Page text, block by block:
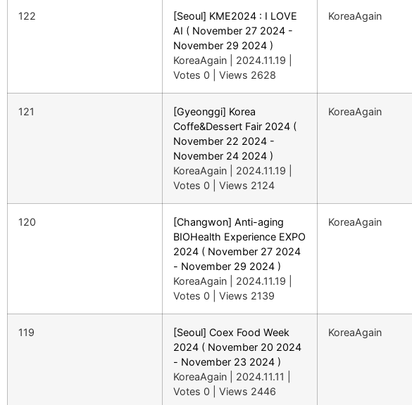
122
[Seoul] KME2024 : I LOVE
AI ( November 27 2024 -
November 29 2024 )
KoreaAgain
2024.11.19
Votes 0
Views 2628
KoreaAgain
121
[Gyeonggi] Korea
Coffe&Dessert Fair 2024 (
November 22 2024 -
November 24 2024 )
KoreaAgain
2024.11.19
Votes 0
Views 2124
KoreaAgain
120
[Changwon] Anti-aging
BIOHealth Experience EXPO
2024 ( November 27 2024
- November 29 2024 )
KoreaAgain
2024.11.19
Votes 0
Views 2139
KoreaAgain
119
[Seoul] Coex Food Week
2024 ( November 20 2024
- November 23 2024 )
KoreaAgain
2024.11.11
Votes 0
Views 2446
KoreaAgain